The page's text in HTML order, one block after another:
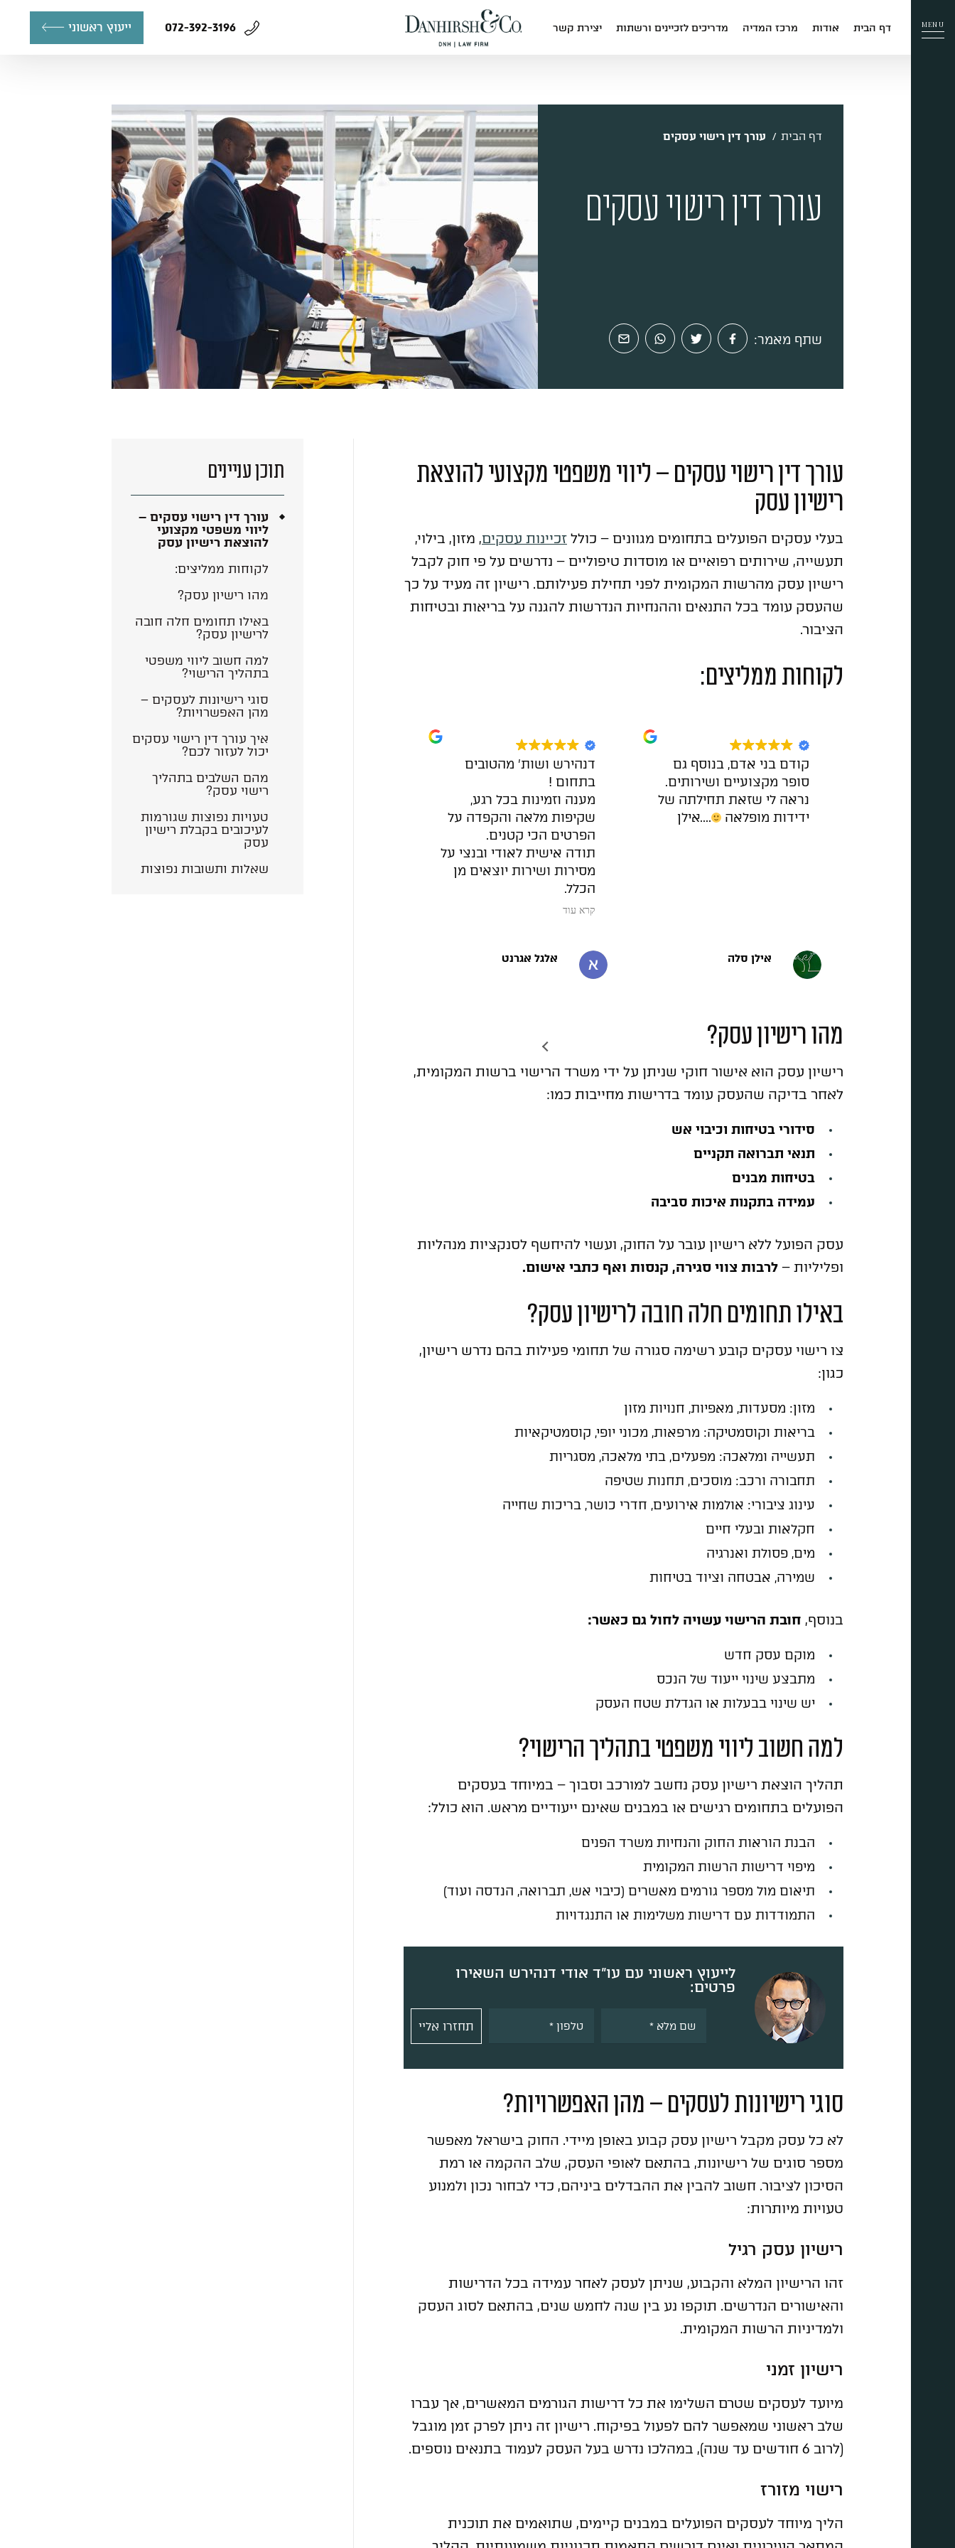
דף הבית אודות מרכז המדיה מדריכים לזכיינים ורשתות יצירת קשר ייעוץ ראשוני
תפריט האתר
MENU
דף הבית עורך דין רישוי עסקים
עורך דין רישוי עסקים
שתף מאמר:
עורך דין רישוי עסקים – ליווי משפטי מקצועי להוצאת
רישיון עסק
בעלי עסקים הפועלים בתחומים מגוונים – כולל זכיינות עסקים, מזון, בילוי,
תעשייה, שירותים רפואיים או מוסדות טיפוליים – נדרשים על פי חוק לקבל
רישיון עסק מהרשות המקומית לפני תחילת פעילותם. רישיון זה מעיד על כך
שהעסק עומד בכל התנאים וההנחיות הנדרשות להגנה על בריאות ובטיחות
הציבור.
לקוחות ממליצים:
ובשירות, נותן מעצמו מעל
ומעבר ונותן את תחושת
הבטיחות שחשובה בסגירת
עסקה. הניסיון אומר הכל
דנהירש ושות׳ מהטובים
בתחום !
מענה וזמינות בכל רגע,
שקיפות מלאה והקפדה על
הפרטים הכי קטנים.
תודה אישית לאודי ובנצי על
מסירות ושירות יוצאים מן
הכלל.
מומלץ בחום!
קרא עוד
אלגל אגרנט
קודם בני אדם, בנוסף גם
סופר מקצועיים ושירותים.
נראה לי שזאת תחילתה של
ידידות מופלאה
....אילן
אילן סלה
מהו רישיון עסק?
רישיון עסק הוא אישור חוקי שניתן על ידי משרד הרישוי ברשות המקומית,
לאחר בדיקה שהעסק עומד בדרישות מחייבות כמו:
סידורי בטיחות וכיבוי אש
תנאי תברואה תקניים
בטיחות מבנים
עמידה בתקנות איכות סביבה
עסק הפועל ללא רישיון עובר על החוק, ועשוי להיחשף לסנקציות מנהליות
ופליליות – לרבות צווי סגירה, קנסות ואף כתבי אישום.
באילו תחומים חלה חובה לרישיון עסק?
צו רישוי עסקים קובע רשימה סגורה של תחומי פעילות בהם נדרש רישיון,
כגון:
מזון: מסעדות, מאפיות, חנויות מזון
בריאות וקוסמטיקה: מרפאות, מכוני יופי, קוסמטיקאיות
תעשייה ומלאכה: מפעלים, בתי מלאכה, מסגריות
תחבורה ורכב: מוסכים, תחנות שטיפה
עינוג ציבורי: אולמות אירועים, חדרי כושר, בריכות שחייה
חקלאות ובעלי חיים
מים, פסולת ואנרגיה
שמירה, אבטחה וציוד בטיחות
בנוסף, חובת הרישוי עשויה לחול גם כאשר:
מוקם עסק חדש
מתבצע שינוי ייעוד של הנכס
יש שינוי בבעלות או הגדלת שטח העסק
למה חשוב ליווי משפטי בתהליך הרישוי?
תהליך הוצאת רישיון עסק נחשב למורכב וסבוך – במיוחד בעסקים
הפועלים בתחומים רגישים או במבנים שאינם ייעודיים מראש. הוא כולל:
הבנת הוראות החוק והנחיות משרד הפנים
מיפוי דרישות הרשות המקומית
תיאום מול מספר גורמים מאשרים (כיבוי אש, תברואה, הנדסה ועוד)
התמודדות עם דרישות משלימות או התנגדויות
לייעוץ ראשוני עם עו”ד אודי דנהירש השאירו
פרטים:
תחזרו אליי
סוגי רישיונות לעסקים – מהן האפשרויות?
לא כל עסק מקבל רישיון עסק קבוע באופן מיידי. החוק בישראל מאפשר
מספר סוגים של רישיונות, בהתאם לאופי העסק, שלב ההקמה או רמת
הסיכון לציבור. חשוב להבין את ההבדלים ביניהם, כדי לבחור נכון ולמנוע
טעויות מיותרות:
רישיון עסק רגיל
זהו הרישיון המלא והקבוע, שניתן לעסק לאחר עמידה בכל הדרישות
והאישורים הנדרשים. תוקפו נע בין שנה לחמש שנים, בהתאם לסוג העסק
ולמדיניות הרשות המקומית.
רישיון זמני
מיועד לעסקים שטרם השלימו את כל דרישות הגורמים המאשרים, אך עברו
שלב ראשוני שמאפשר להם לפעול בפיקוח. רישיון זה ניתן לפרק זמן מוגבל
(לרוב 6 חודשים עד שנה), במהלכו נדרש בעל העסק לעמוד בתנאים נוספים.
רישוי מזורז
הליך מיוחד לעסקים הפועלים במבנים קיימים, שתואמים את תוכנית
תוכן עניינים
עורך דין רישוי עסקים –
ליווי משפטי מקצועי
להוצאת רישיון עסק
לקוחות ממליצים:
מהו רישיון עסק?
באילו תחומים חלה חובה
לרישיון עסק?
למה חשוב ליווי משפטי
בתהליך הרישוי?
סוגי רישיונות לעסקים –
מהן האפשרויות?
איך עורך דין רישוי עסקים
יכול לעזור לכם?
מהם השלבים בתהליך
רישוי עסק?
טעויות נפוצות שגורמות
לעיכובים בקבלת רישיון
עסק
שאלות ותשובות נפוצות